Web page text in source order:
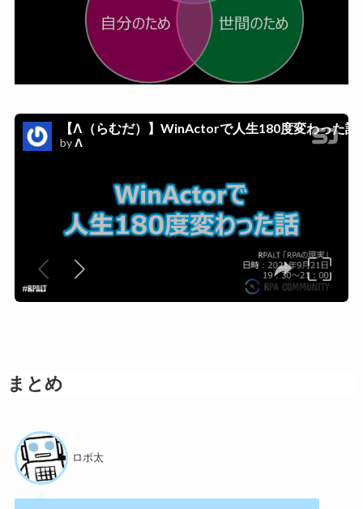
まとめ
ロボ太